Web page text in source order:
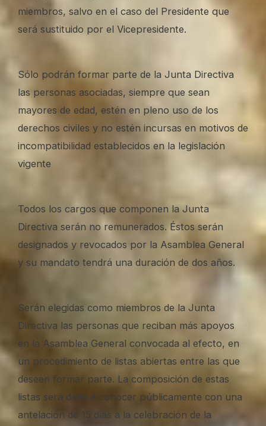
miembros, salvo en el caso del Presidente que
será sustituido por el Vicepresidente.
Sólo podrán formar parte de la Junta Directiva
las personas asociadas, siempre que sean
mayores de edad, estén en pleno uso de los
derechos civiles y no estén incursas en motivos de
incompatibilidad establecidos en la legislación
vigente
Todos los cargos que componen la Junta
Directiva serán no remunerados. Éstos serán
designados y revocados por la Asamblea General
y su mandato tendrá una duración de dos años.
Serán elegidas como miembros de la Junta
Directiva las personas que reciban más apoyos
en la Asamblea General convocada al efecto, en
un procedimiento de listas abiertas entre las que
deseen formar parte. La composición de estas
listas será dada a conocer públicamente con una
antelación de 15 días a la celebración de la